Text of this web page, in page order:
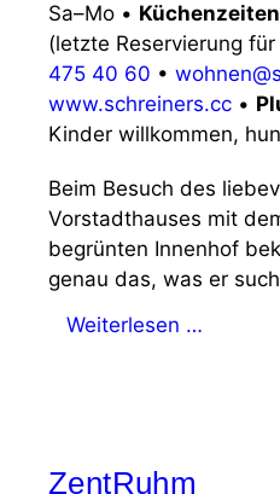
Sa–Mo •
(letzte Reservierung
475 40 60 •
www.schreiners.cc •
Kinder willkommen,
Beim Besuch des
Vorstadthauses mit
begrünten Innenhof
genau das, was er
Weiterlesen …
ZentRuhm